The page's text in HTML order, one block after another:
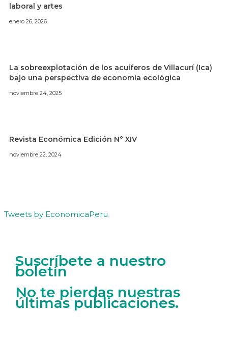
laboral y artes
enero 26, 2026
La sobreexplotación de los acuíferos de Villacurí (Ica)
bajo una perspectiva de economía ecológica
noviembre 24, 2025
Revista Económica Edición N° XIV
noviembre 22, 2024
Tweets by EconomicaPeru
Suscríbete a nuestro
boletín
No te pierdas nuestras
últimas publicaciones.